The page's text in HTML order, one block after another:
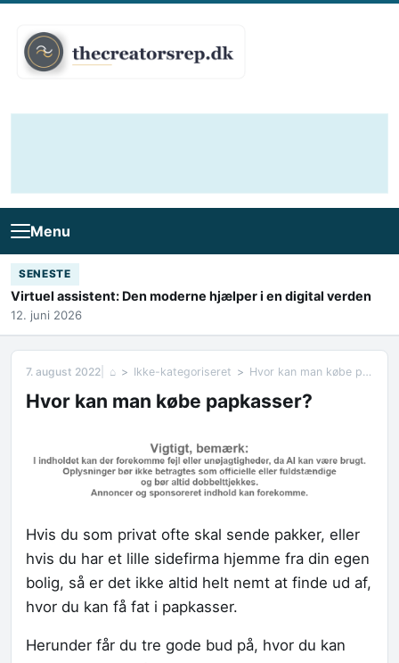
Menu
SENESTE
Virtuel assistent: Den moderne hjælper i en digital verden
12. juni 2026
7. august 2022 ⌂ Ikke-kategoriseret Hvor kan man købe papkasser?
Hvor kan man købe papkasser?
Hvis du som privat ofte skal sende pakker, eller
hvis du har et lille sidefirma hjemme fra din egen
bolig, så er det ikke altid helt nemt at finde ud af,
hvor du kan få fat i papkasser.
Herunder får du tre gode bud på, hvor du kan